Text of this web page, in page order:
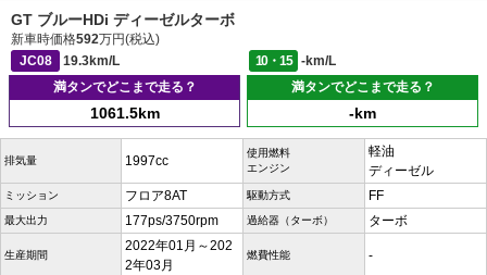
GT ブルーHDi ディーゼルターボ
新車時価格592万円(税込)
JC08
19.3km/L 10・15
-km/L
満タンでどこまで走る？
1061.5km
満タンでどこまで走る？
-km
排気量 1997cc
使用燃料
エンジン
軽油
ディーゼル
ミッション フロア8AT 駆動方式 FF
最大出力 177ps/3750rpm 過給器（ターボ） ターボ
生産期間
2022年01月～202
2年03月
燃費性能 -